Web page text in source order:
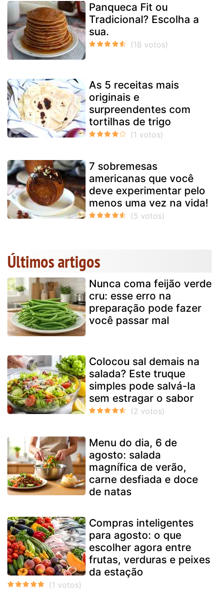
Panqueca Fit ou
Tradicional? Escolha a
sua.
As 5 receitas mais
originais e
surpreendentes com
tortilhas de trigo
7 sobremesas
americanas que você
deve experimentar pelo
menos uma vez na vida!
Últimos artigos
Nunca coma feijão verde
cru: esse erro na
preparação pode fazer
você passar mal
Colocou sal demais na
salada? Este truque
simples pode salvá-la
sem estragar o sabor
Menu do dia, 6 de
agosto: salada
magnífica de verão,
carne desfiada e doce
de natas
Compras inteligentes
para agosto: o que
escolher agora entre
frutas, verduras e peixes
da estação